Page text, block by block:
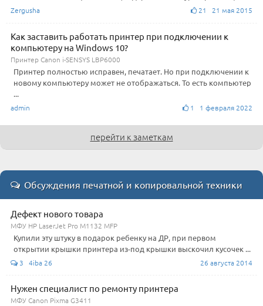
Zergusha 21 21 мая 2015
Как заставить работать принтер при подключении к
компьютеру на Windows 10?
Принтер Canon i-SENSYS LBP6000
Принтер полностью исправен, печатает. Но при подключении к
новому компьютеру может не отображаться. То есть компьютер
...
admin 1 1 февраля 2022
перейти к заметкам
Обсуждения печатной и копировальной техники
Дефект нового товара
МФУ HP LaserJet Pro M1132 MFP
Купили эту штуку в подарок ребенку на ДР, при первом
открытии крышки принтера из-под крышки выскочил кусочек ...
3 4iba 26 26 августа 2014
Нужен специалист по ремонту принтера
МФУ Canon Pixma G3411